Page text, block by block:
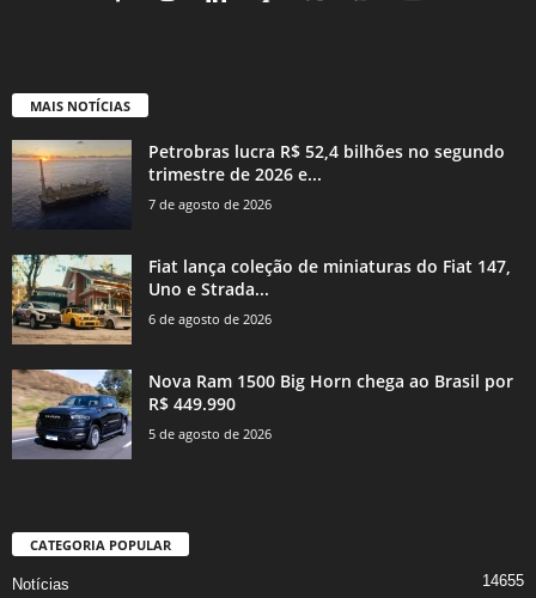
MAIS NOTÍCIAS
Petrobras lucra R$ 52,4 bilhões no segundo
trimestre de 2026 e...
7 de agosto de 2026
Fiat lança coleção de miniaturas do Fiat 147,
Uno e Strada...
6 de agosto de 2026
Nova Ram 1500 Big Horn chega ao Brasil por
R$ 449.990
5 de agosto de 2026
CATEGORIA POPULAR
Notícias 14655